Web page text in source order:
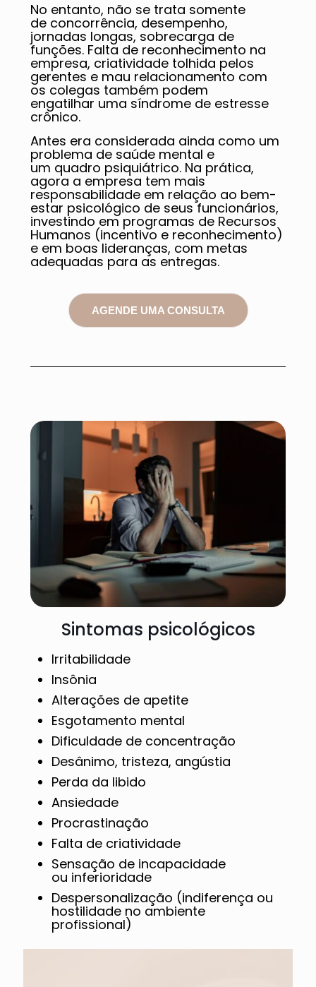
No entanto, não se trata somente
de concorrência, desempenho,
jornadas longas, sobrecarga de
funções. Falta de reconhecimento na
empresa, criatividade tolhida pelos
gerentes e mau relacionamento com
os colegas também podem
engatilhar uma síndrome de estresse
crônico.
Antes era considerada ainda como um
problema de saúde mental e
um quadro psiquiátrico. Na prática,
agora a empresa tem mais
responsabilidade em relação ao bem-
estar psicológico de seus funcionários,
investindo em programas de Recursos
Humanos (incentivo e reconhecimento)
e em boas lideranças, com metas
adequadas para as entregas.
AGENDE UMA CONSULTA
Sintomas psicológicos
Irritabilidade
Insônia
Alterações de apetite
Esgotamento mental
Dificuldade de concentração
Desânimo, tristeza, angústia
Perda da libido
Ansiedade
Procrastinação
Falta de criatividade
Sensação de incapacidade
ou inferioridade
Despersonalização (indiferença ou
hostilidade no ambiente
profissional)